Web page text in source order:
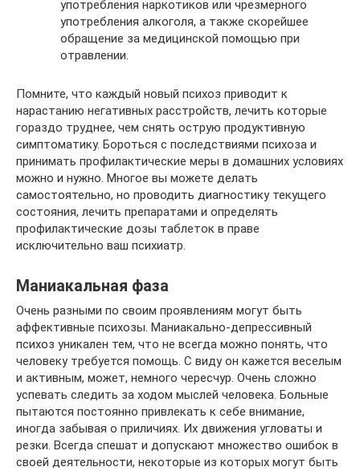
употребления наркотиков или чрезмерного
употребления алкоголя, а также скорейшее
обращение за медицинской помощью при
отравлении.
Помните, что каждый новый психоз приводит к
нарастанию негативных расстройств, лечить которые
гораздо труднее, чем снять острую продуктивную
симптоматику. Бороться с последствиями психоза и
принимать профилактические меры в домашних условиях
можно и нужно. Многое вы можете делать
самостоятельно, но проводить диагностику текущего
состояния, лечить препаратами и определять
профилактические дозы таблеток в праве
исключительно ваш психиатр.
Маниакальная фаза
Очень разными по своим проявлениям могут быть
аффективные психозы. Маниакально-депрессивный
психоз уникален тем, что не всегда можно понять, что
человеку требуется помощь. С виду он кажется веселым
и активным, может, немного чересчур. Очень сложно
успевать следить за ходом мыслей человека. Больные
пытаются постоянно привлекать к себе внимание,
иногда забывая о приличиях. Их движения угловаты и
резки. Всегда спешат и допускают множество ошибок в
своей деятельности, некоторые из которых могут быть